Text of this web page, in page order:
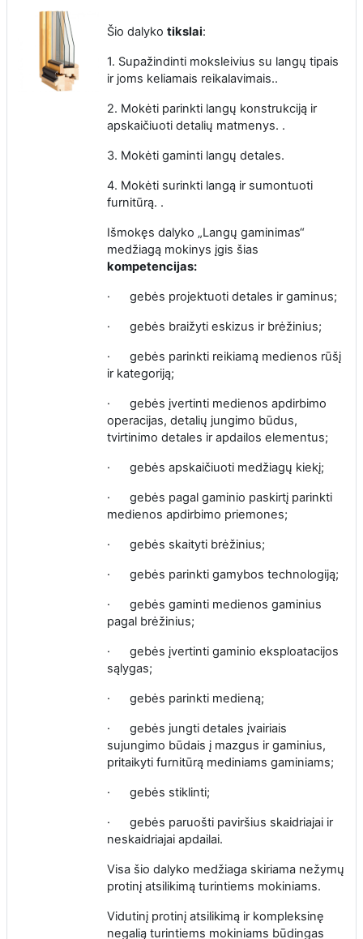
Šio dalyko tikslai:
1. Supažindinti moksleivius su langų tipais
ir joms keliamais reikalavimais..
2. Mokėti parinkti langų konstrukciją ir
apskaičiuoti detalių matmenys. .
3. Mokėti gaminti langų detales.
4. Mokėti surinkti langą ir sumontuoti
furnitūrą. .
Išmokęs dalyko „Langų gaminimas“
medžiagą mokinys įgis šias
kompetencijas:
· gebės projektuoti detales ir gaminus;
· gebės braižyti eskizus ir brėžinius;
· gebės parinkti reikiamą medienos rūšį
ir kategoriją;
· gebės įvertinti medienos apdirbimo
operacijas, detalių jungimo būdus,
tvirtinimo detales ir apdailos elementus;
· gebės apskaičiuoti medžiagų kiekį;
· gebės pagal gaminio paskirtį parinkti
medienos apdirbimo priemones;
· gebės skaityti brėžinius;
· gebės parinkti gamybos technologiją;
· gebės gaminti medienos gaminius
pagal brėžinius;
· gebės įvertinti gaminio eksploatacijos
sąlygas;
· gebės parinkti medieną;
· gebės jungti detales įvairiais
sujungimo būdais į mazgus ir gaminius,
pritaikyti furnitūrą mediniams gaminiams;
· gebės stiklinti;
· gebės paruošti paviršius skaidriajai ir
neskaidriajai apdailai.
Visa šio dalyko medžiaga skiriama nežymų
protinį atsilikimą turintiems mokiniams.
Vidutinį protinį atsilikimą ir kompleksinę
negalią turintiems mokiniams būdingas